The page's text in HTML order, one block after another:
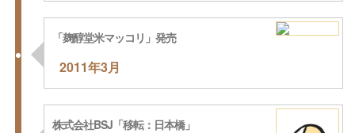
2011年3月
「麹醇堂米マッコリ」発売
株式会社BSJ「移転：日本橋」